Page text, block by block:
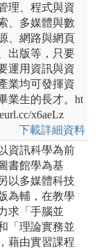
理、程式與資
、多媒體與數
、網路與網頁
出版等，只要
運用資訊與資
業均可發揮資
業生的長才。ht
x6aeLz
下載詳細資料
資訊科學為前
書館學為基
以多媒體科技
為輔，在教學
求「手腦並
「理論實務並
藉由實習課程